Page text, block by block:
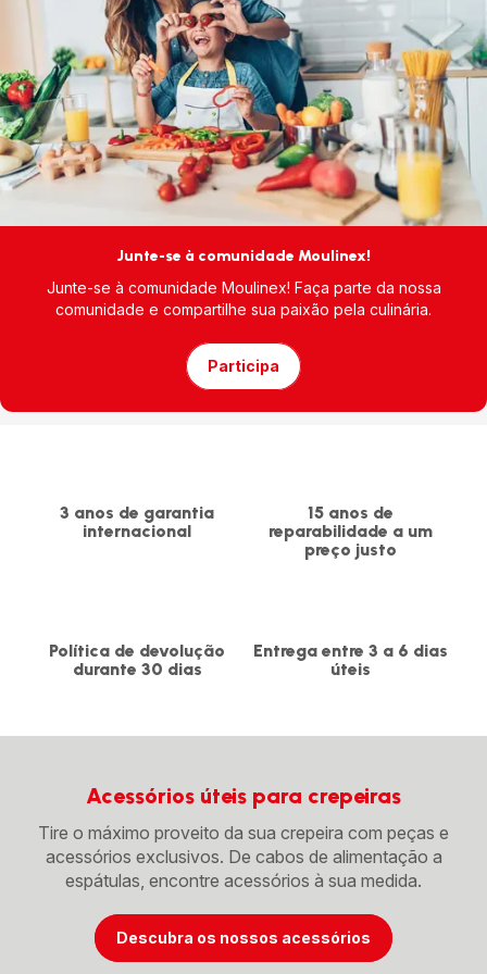
Junte-se à comunidade Moulinex!
Junte-se à comunidade Moulinex! Faça parte da nossa
comunidade e compartilhe sua paixão pela culinária.
Participa
3 anos de garantia
internacional
15 anos de
reparabilidade a um
preço justo
Política de devolução
durante 30 dias
Entrega entre 3 a 6 dias
úteis
Acessórios úteis para crepeiras
Tire o máximo proveito da sua crepeira com peças e
acessórios exclusivos. De cabos de alimentação a
espátulas, encontre acessórios à sua medida.
Descubra os nossos acessórios